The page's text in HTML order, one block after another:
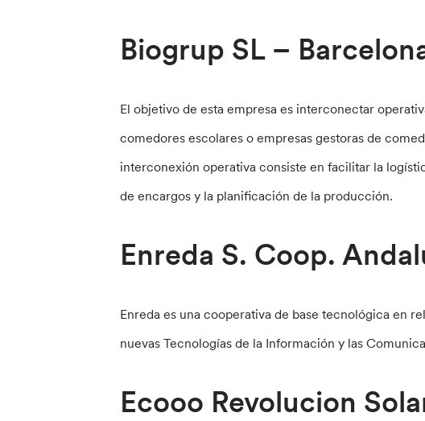
Biogrup SL –
El objetivo de esta empresa es interconectar
comedores escolares o empresas gestoras de
interconexión operativa consiste en facilitar la
de encargos y la planificación de la producción.
Enreda S. Coop.
Enreda es una cooperativa de base tecnológica en
nuevas Tecnologías de la Información y las
Ecooo Revolucion